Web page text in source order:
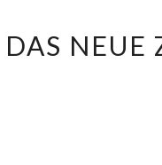
DAS NEUE